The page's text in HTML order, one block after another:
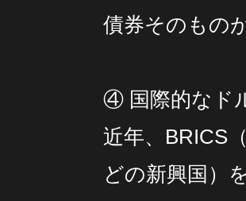
債券そのもの
④ 国際的なド
近年、BRICS
どの新興国）